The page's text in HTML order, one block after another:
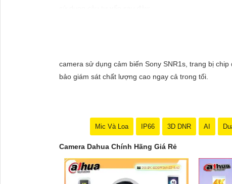
"Camera Dahua chính hãng mang đến cho bạn sự
cầu giám sát của bạn. Đừng ngần ngại trải nghiệm
camera sử dụng cảm biến Sony SNR1s, trang bị
bảo giám sát chất lượng cao ngay cả trong tối.
Mic Và Loa IP66 3D DNR AI
Camera Dahua Chính Hãng Giá Rẻ